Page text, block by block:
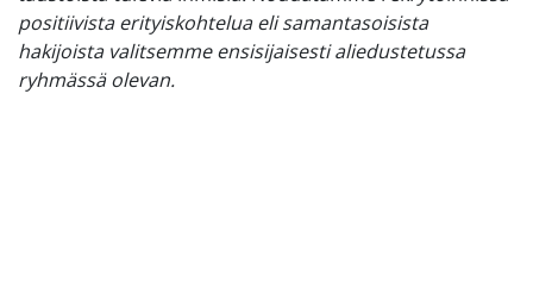
positiivista erityiskohtelua eli samantasoisista
hakijoista valitsemme ensisijaisesti aliedustetussa
ryhmässä olevan.